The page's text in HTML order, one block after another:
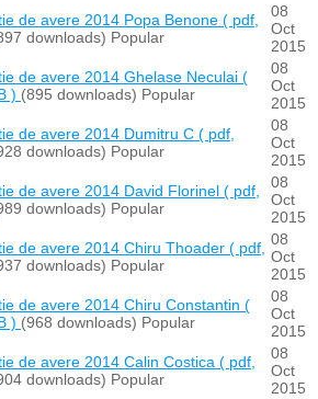
de avere 2014 Popa Benone ( pdf,
downloads) Popular
08
Oct
2015
de avere 2014 Ghelase Neculai (
) (895 downloads) Popular
08
Oct
2015
de avere 2014 Dumitru C ( pdf,
downloads) Popular
08
Oct
2015
de avere 2014 David Florinel ( pdf,
downloads) Popular
08
Oct
2015
de avere 2014 Chiru Thoader ( pdf,
downloads) Popular
08
Oct
2015
de avere 2014 Chiru Constantin (
) (968 downloads) Popular
08
Oct
2015
de avere 2014 Calin Costica ( pdf,
downloads) Popular
08
Oct
2015